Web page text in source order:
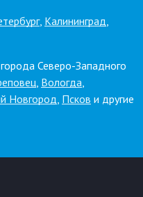
, Калининград,
Северо-Западного
, Вологда,
Новгород, Псков и другие